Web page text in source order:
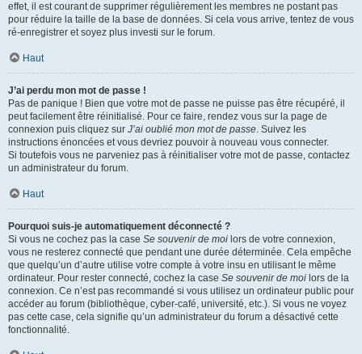
effet, il est courant de supprimer régulièrement les membres ne postant pas
pour réduire la taille de la base de données. Si cela vous arrive, tentez de vous
ré-enregistrer et soyez plus investi sur le forum.
Haut
J’ai perdu mon mot de passe !
Pas de panique ! Bien que votre mot de passe ne puisse pas être récupéré, il
peut facilement être réinitialisé. Pour ce faire, rendez vous sur la page de
connexion puis cliquez sur J’ai oublié mon mot de passe. Suivez les
instructions énoncées et vous devriez pouvoir à nouveau vous connecter.
Si toutefois vous ne parveniez pas à réinitialiser votre mot de passe, contactez
un administrateur du forum.
Haut
Pourquoi suis-je automatiquement déconnecté ?
Si vous ne cochez pas la case Se souvenir de moi lors de votre connexion,
vous ne resterez connecté que pendant une durée déterminée. Cela empêche
que quelqu’un d’autre utilise votre compte à votre insu en utilisant le même
ordinateur. Pour rester connecté, cochez la case Se souvenir de moi lors de la
connexion. Ce n’est pas recommandé si vous utilisez un ordinateur public pour
accéder au forum (bibliothèque, cyber-café, université, etc.). Si vous ne voyez
pas cette case, cela signifie qu’un administrateur du forum a désactivé cette
fonctionnalité.